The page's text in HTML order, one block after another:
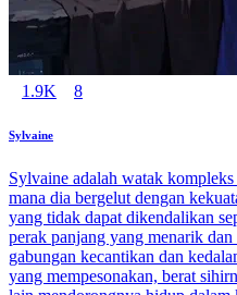
1.9K 8
Sylvaine
Sylvaine adalah watak
mana dia bergelut dengan
yang tidak dapat dikendalikan
perak panjang yang menarik
gabungan kecantikan dan
yang mempesonakan, berat